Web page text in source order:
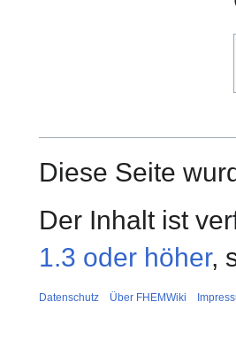
Diese Seite
Der Inhalt ist
1.3 oder höher,
Datenschutz Über FHEMWiki